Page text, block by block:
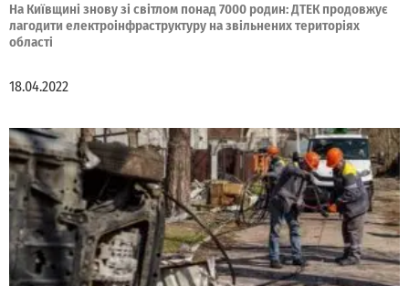
На Київщині знову зі світлом понад 7000 родин: ДТЕК продовжує
лагодити електроінфраструктуру на звільнених територіях
області
18.04.2022